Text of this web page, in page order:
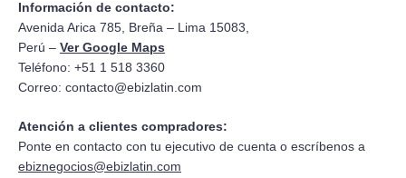
Información de contacto:
Avenida Arica 785, Breña – Lima 15083,
Perú – Ver Google Maps
Teléfono: +51 1 518 3360
Correo: contacto@ebizlatin.com
Atención a clientes compradores:
Ponte en contacto con tu ejecutivo de cuenta o escríbenos a
ebiznegocios@ebizlatin.com